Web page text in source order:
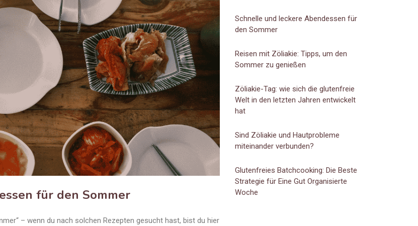
für den Sommer
– wenn du nach solchen Rezepten gesucht hast, bist du hier
Schnelle und leckere Abendessen für
den Sommer
Reisen mit Zöliakie: Tipps, um den
Sommer zu genießen
Zöliakie-Tag: wie sich die glutenfreie
Welt in den letzten Jahren entwickelt
hat
Sind Zöliakie und Hautprobleme
miteinander verbunden?
Glutenfreies Batchcooking: Die Beste
Strategie für Eine Gut Organisierte
Woche